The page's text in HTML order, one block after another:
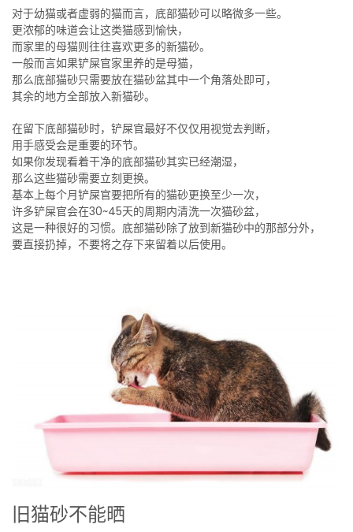
对于幼猫或者虚弱的猫而言，底部猫砂可以略微多一些。
更浓郁的味道会让这类猫感到愉快，
而家里的母猫则往往喜欢更多的新猫砂。
一般而言如果铲屎官家里养的是母猫，
那么底部猫砂只需要放在猫砂盆其中一个角落处即可，
其余的地方全部放入新猫砂。
在留下底部猫砂时，铲屎官最好不仅仅用视觉去判断，
用手感受会是重要的环节。
如果你发现看着干净的底部猫砂其实已经潮湿，
那么这些猫砂需要立刻更换。
基本上每个月铲屎官要把所有的猫砂更换至少一次，
许多铲屎官会在30~45天的周期内清洗一次猫砂盆，
这是一种很好的习惯。底部猫砂除了放到新猫砂中的那部分外，
要直接扔掉，不要将之存下来留着以后使用。
旧猫砂不能晒